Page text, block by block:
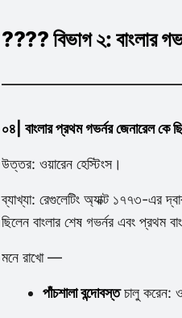
???? বিভাগ ২: বাংলার
০৪| বাংলার প্রথম গভর্নর জেনারেল কে
উত্তর: ওয়ারেন হেস্টিংস।
ব্যাখ্যা: রেগুলেটিং অ্যাক্ট ১৭৭৩-এর
ছিলেন বাংলার শেষ গভর্নর এবং প্রথম
মনে রাখো —
পাঁচশালা বন্দোবস্তচালু করেন: